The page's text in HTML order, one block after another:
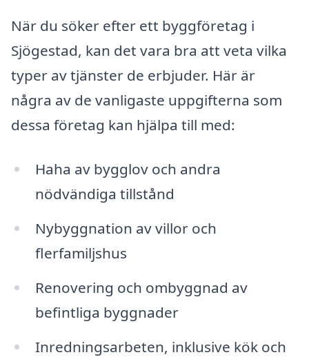
När du söker efter ett byggföretag i
Sjögestad, kan det vara bra att veta vilka
typer av tjänster de erbjuder. Här är
några av de vanligaste uppgifterna som
dessa företag kan hjälpa till med:
Haha av bygglov och andra
nödvändiga tillstånd
Nybyggnation av villor och
flerfamiljshus
Renovering och ombyggnad av
befintliga byggnader
Inredningsarbeten, inklusive kök och